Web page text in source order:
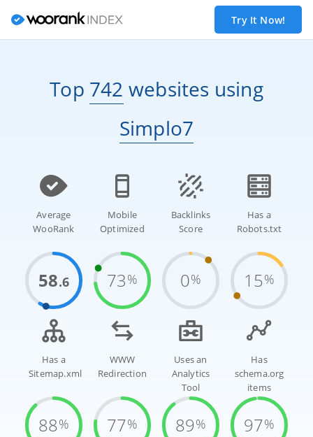
Try It Now!
Top 742 websites using
Simplo7
Average
WooRank
58.6
Mobile
Optimized
73%
Backlinks
Score
0%
Has a
Robots.txt
15%
Has a
Sitemap.xml
88%
WWW
Redirection
77%
Uses an
Analytics
Tool
89%
Has
schema.org
items
97%